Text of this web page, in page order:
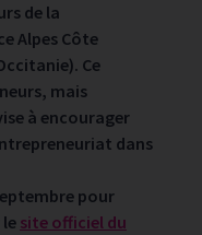
de la
Alpes Côte
Ce
mais
à encourager
dans
pour
site officiel du